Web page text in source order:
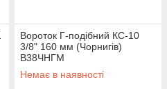
Вороток Г-подібний КС-10
3/8" 160 мм (Чорнигів)
В38ЧНГМ
Немає в наявності